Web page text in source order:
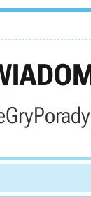
GryPorady